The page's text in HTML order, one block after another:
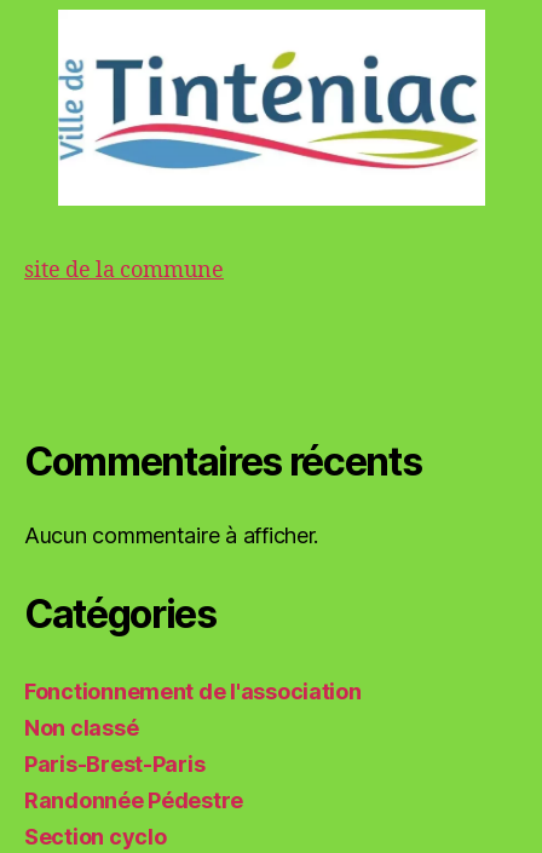
site de la commune
Commentaires récents
Aucun commentaire à afficher.
Catégories
Fonctionnement de l'association
Non classé
Paris-Brest-Paris
Randonnée Pédestre
Section cyclo